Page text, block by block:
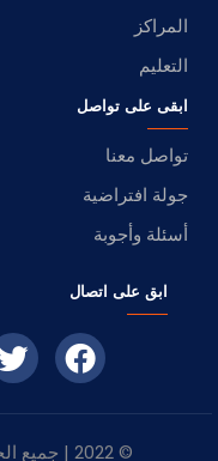
المراكز
التعليم
ابقى على تواصل
تواصل معنا
جولة افتراضية
أسئلة وأجوبة
ابق على اتصال
© 2022 | جميع الحقوق محفوظه